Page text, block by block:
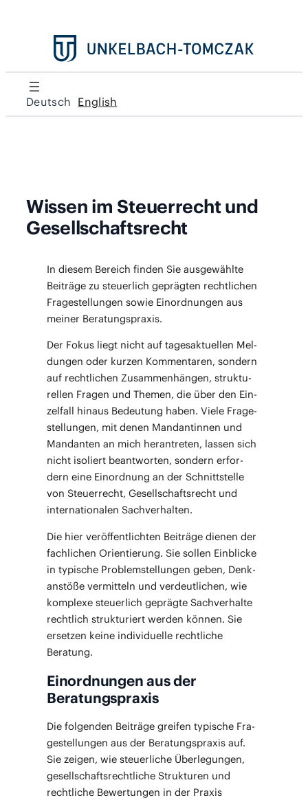
Deutsch English
Wissen im Steuerrecht und
Gesellschaftsrecht
In die­sem Bereich fin­den Sie aus­ge­wähl­te
Bei­trä­ge zu steu­er­lich gepräg­ten recht­li­chen
Fra­ge­stel­lun­gen sowie Ein­ord­nun­gen aus
mei­ner Beratungspraxis.
Der Fokus liegt nicht auf tages­ak­tu­el­len Mel­
dun­gen oder kur­zen Kom­men­ta­ren, son­dern
auf recht­li­chen Zusam­men­hän­gen, struk­tu­
rel­len Fra­gen und The­men, die über den Ein­
zel­fall hin­aus Bedeu­tung haben. Vie­le Fra­ge­
stel­lun­gen, mit denen Man­dan­tin­nen und
Man­dan­ten an mich her­an­tre­ten, las­sen sich
nicht iso­liert beant­wor­ten, son­dern erfor­
dern eine Ein­ord­nung an der Schnitt­stel­le
von Steu­er­recht, Gesell­schafts­recht und
inter­na­tio­na­len Sachverhalten.
Die hier ver­öf­fent­lich­ten Bei­trä­ge die­nen der
fach­li­chen Ori­en­tie­rung. Sie sol­len Ein­bli­cke
in typi­sche Pro­blem­stel­lun­gen geben, Denk­
an­stö­ße ver­mit­teln und ver­deut­li­chen, wie
kom­ple­xe steu­er­lich gepräg­te Sach­ver­hal­te
recht­lich struk­tu­riert wer­den kön­nen. Sie
erset­zen kei­ne indi­vi­du­el­le recht­li­che
Beratung.
Einordnungen aus der
Beratungspraxis
Die fol­gen­den Bei­trä­ge grei­fen typi­sche Fra­
ge­stel­lun­gen aus der Bera­tungs­pra­xis auf.
Sie zei­gen, wie steu­er­li­che Über­le­gun­gen,
gesell­schafts­recht­li­che Struk­tu­ren und
recht­li­che Bewer­tun­gen in der Pra­xis